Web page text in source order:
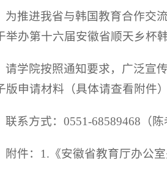
为推进我省与韩国教育合作交
举办第十六届安徽省顺天乡杯
请学院按照通知要求，广泛宣
版申请材料（具体请查看附件
联系方式：0551-68589468（
附件：1.《安徽省教育厅办公